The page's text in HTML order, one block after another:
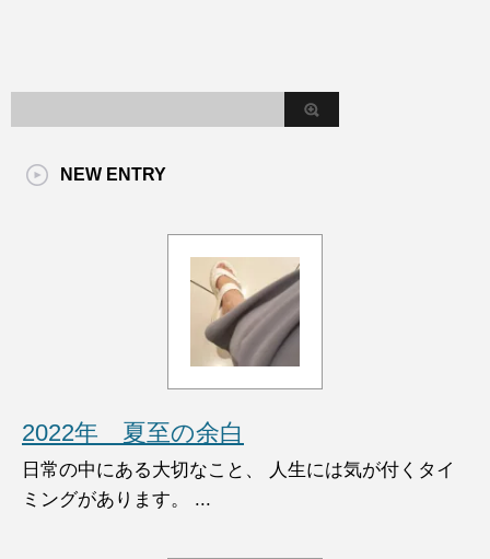
NEW ENTRY
2022年 夏至の余白
日常の中にある大切なこと、 人生には気が付くタイ
ミングがあります。 ...